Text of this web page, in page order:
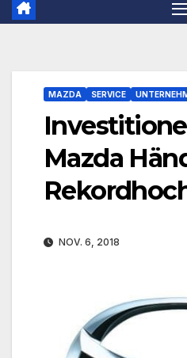
MAZDA SERVICE
Mazda
NOV. 6, 2018